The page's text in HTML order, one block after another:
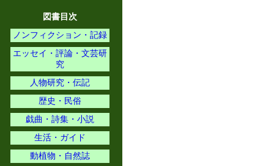
図書目次
ノンフィクション・記録
エッセイ・評論・文芸研
究
人物研究・伝記
歴史・民俗
戯曲・詩集・小説
生活・ガイド
動植物・自然誌